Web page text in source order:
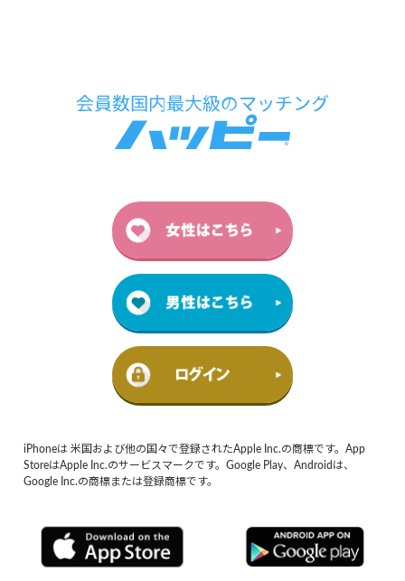
iPhoneは 米国および他の国々で登録されたApple Inc.の商標です。App
StoreはApple Inc.のサービスマークです。Google Play、Androidは、
Google Inc.の商標または登録商標です。